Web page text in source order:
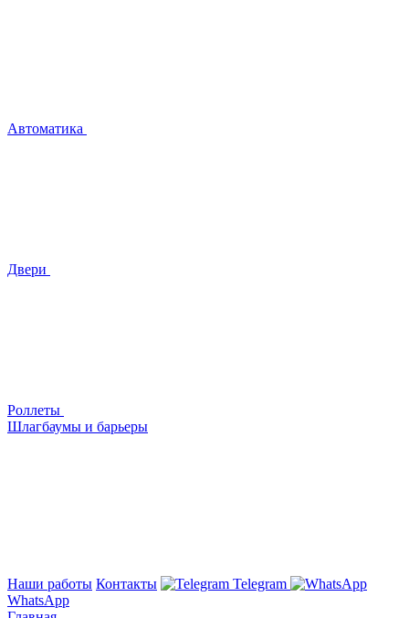
Автоматика
Двери
Роллеты
Шлагбаумы и барьеры
Наши работы Контакты
Telegram
WhatsApp